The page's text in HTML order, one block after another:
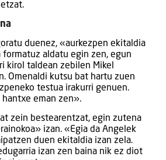
duenez, «aurkezpen ekitaldia
formatuz aldatu egin zen, egun
kirol taldean zebilen Mikel
Omenaldi kutsu bat hartu zuen
testua irakurri genuen.
hantxe eman zen».
zein bestearentzat, egin zutena
izan. «Egia da Angelek
duen ekitaldia izan zela.
izan zen baina nik ez diot